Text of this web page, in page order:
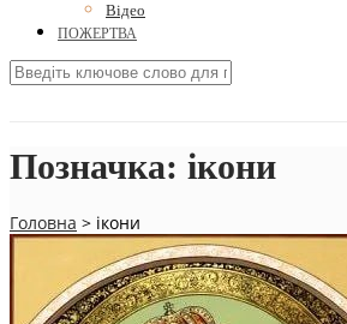
Відео
ПОЖЕРТВА
Позначка: ікони
Головна > ікони